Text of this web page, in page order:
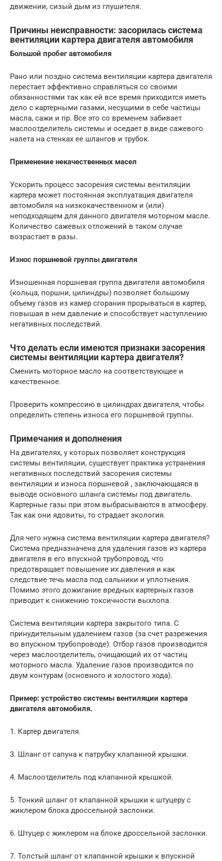
движении, сизый дым из глушителя.
Причины неисправности: засорилась система
вентиляции картера двигателя автомобиля
Большой пробег автомобиля
Рано или поздно система вентиляции картера двигателя
перестает эффективно справляться со своими
обязанностями так как ей все время приходится иметь
дело с картерными газами, несущими в себе частицы
масла, сажи и пр. Все это со временем забивает
маслоотделитель системы и оседает в виде сажевого
налета на стенках ее шлангов и трубок.
Применение некачественных масел
Ускорить процесс засорения системы вентиляции
картера может постоянная эксплуатация двигателя
автомобиля на низкокачественном и (или)
неподходящем для данного двигателя моторном масле.
Количество сажевых отложений в таком случае
возрастает в разы.
Износ поршневой группы двигателя
Изношенная поршневая группа двигателя автомобиля
(кольца, поршни, цилиндры) позволяет большому
объему газов из камер сгорания прорываться в картер,
повышая в нем давление и способствует наступлению
негативных последствий.
Что делать если имеются признаки засорения
системы вентиляции картера двигателя?
Сменить моторное масло на соответствующее и
качественное.
Проверить компрессию в цилиндрах двигателя, чтобы
определить степень износа его поршневой группы.
Примечания и дополнения
На двигателях, у которых позволяет конструкция
системы вентиляции, существует практика устранения
негативных последствий засорения системы
вентиляции и износа поршневой , заключающаяся в
выводе основного шланга системы под двигатель.
Картерные газы при этом выбрасываются в атмосферу.
Так как они ядовиты, то страдает экология.
Для чего нужна система вентиляции картера двигателя?
Система предназначена для удаления газов из картера
двигателя в его впускной трубопровод, что
предотвращает повышение их давления и как
следствие течь масла под сальники и уплотнения.
Помимо этого дожигание вредных картерных газов
приводит к снижению токсичности выхлопа.
Система вентиляции картера закрытого типа. С
принудительным удалением газов (за счет разрежения
во впускном трубопроводе). Отбор газов производится
через маслоотделитель, очищающий их от частиц
моторного масла. Удаление газов производится по
двум контурам (основного и холостого хода).
Пример: устройство системы вентиляции картера
двигателя автомобиля.
1. Картер двигателя.
3. Шланг от сапуна к патрубку клапанной крышки.
4. Маслоотделитель под клапанной крышкой.
5. Тонкий шланг от клапанной крышки к штуцеру с
жиклером блока дроссельной заслонки.
6. Штуцер с жиклером на блоке дроссельной заслонки.
7. Толстый шланг от клапанной крышки к впускной